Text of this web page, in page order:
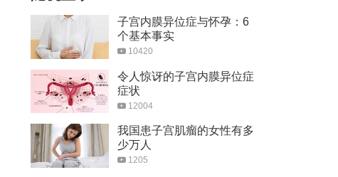
子宫内膜异位症与怀孕：6
个基本事实
10420
令人惊讶的子宫内膜异位症
症状
12004
我国患子宫肌瘤的女性有多
少万人
1205